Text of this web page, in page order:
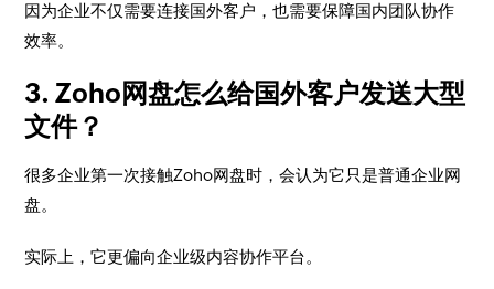
因为企业不仅需要连接国外客户，也需要保障国内团队协作
效率。
3. Zoho网盘怎么给国外客户发送大型
文件？
很多企业第一次接触Zoho网盘时，会认为它只是普通企业网
盘。
实际上，它更偏向企业级内容协作平台。